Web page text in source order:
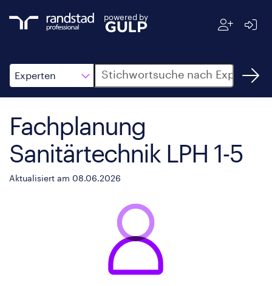
powered by
Experten
Suche
Fachplanung
Sanitärtechnik LPH 1-5
Aktualisiert am 08.06.2026